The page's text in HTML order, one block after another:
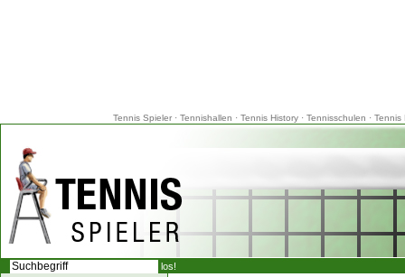
Tennis Spieler· Tennishallen · Tennis History· Tennisschulen · Tennis
los!